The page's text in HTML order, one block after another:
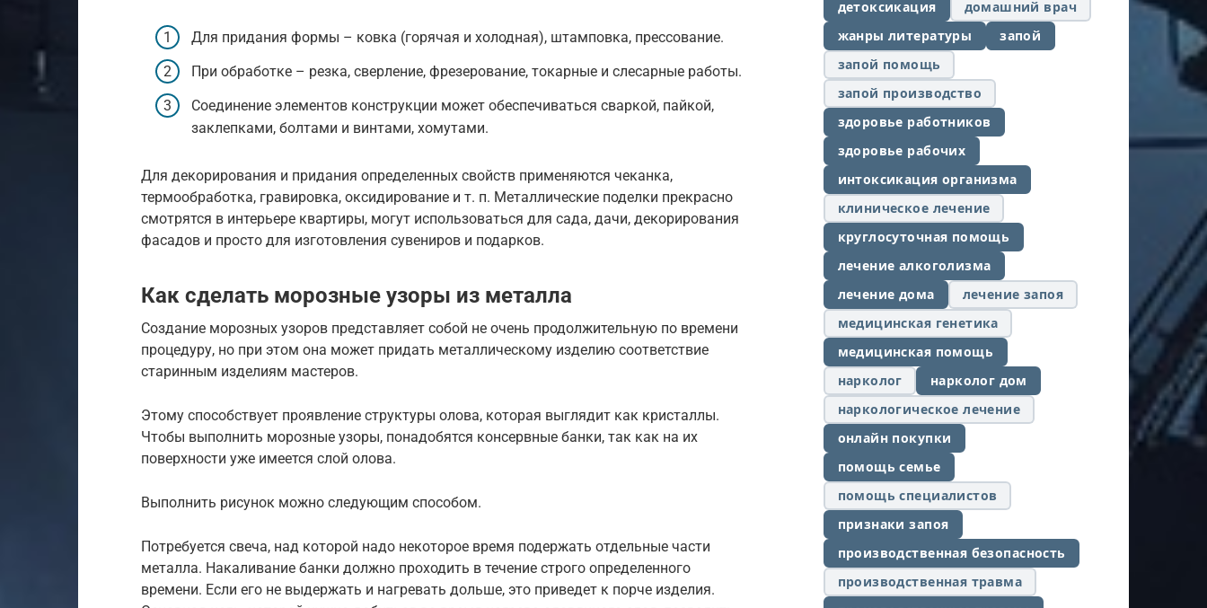
Для придания формы – ковка (горячая и холодная), штамповка, прессование.
При обработке – резка, сверление, фрезерование, токарные и слесарные работы.
Соединение элементов конструкции может обеспечиваться сваркой, пайкой,
заклепками, болтами и винтами, хомутами.
Для декорирования и придания определенных свойств применяются чеканка,
термообработка, гравировка, оксидирование и т. п. Металлические поделки прекрасно
смотрятся в интерьере квартиры, могут использоваться для сада, дачи, декорирования
фасадов и просто для изготовления сувениров и подарков.
Как сделать морозные узоры из металла
Создание морозных узоров представляет собой не очень продолжительную по времени
процедуру, но при этом она может придать металлическому изделию соответствие
старинным изделиям мастеров.
Этому способствует проявление структуры олова, которая выглядит как кристаллы.
Чтобы выполнить морозные узоры, понадобятся консервные банки, так как на их
поверхности уже имеется слой олова.
Выполнить рисунок можно следующим способом.
Потребуется свеча, над которой надо некоторое время подержать отдельные части
металла. Накаливание банки должно проходить в течение строго определенного
времени. Если его не выдержать и нагревать дольше, это приведет к порче изделия.
детоксикация
домашний врач
жанры литературы
запой
запой помощь
запой производство
здоровье работников
здоровье рабочих
интоксикация организма
клиническое лечение
круглосуточная помощь
лечение алкоголизма
лечение дома
лечение запоя
медицинская генетика
медицинская помощь
нарколог
нарколог дом
наркологическое лечение
онлайн покупки
помощь семье
помощь специалистов
признаки запоя
производственная безопасность
производственная травма